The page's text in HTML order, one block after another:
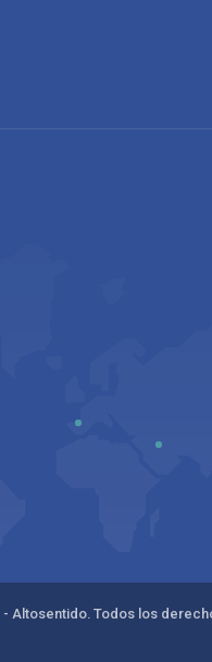
- Altosentido. Todos los